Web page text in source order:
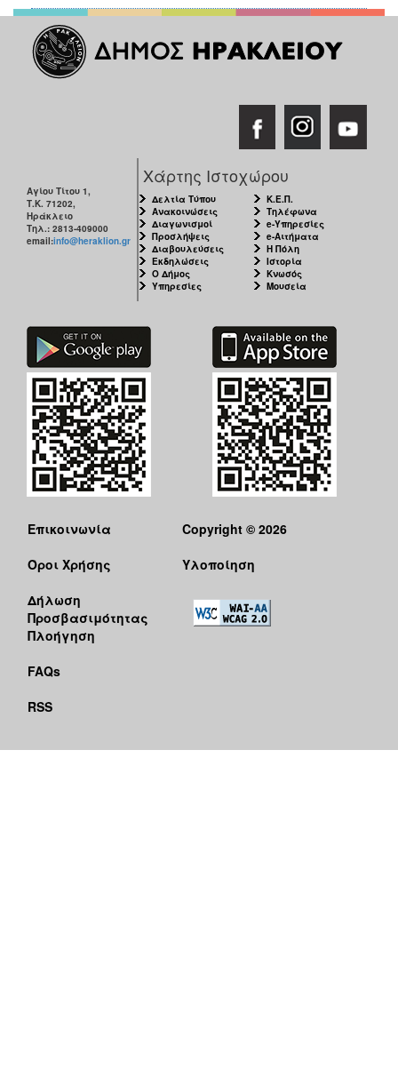
Αγίου Τίτου 1,
Τ.Κ. 71202,
Ηράκλειο
Τηλ.: 2813-409000
email:info@heraklion.gr
Χάρτης Ιστοχώρου
Δελτία Τύπου
Ανακοινώσεις
Διαγωνισμοί
Προσλήψεις
Διαβουλεύσεις
Εκδηλώσεις
Ο Δήμος
Υπηρεσίες
Κ.Ε.Π.
Τηλέφωνα
e-Υπηρεσίες
e-Αιτήματα
Η Πόλη
Ιστορία
Κνωσός
Μουσεία
Επικοινωνία
Όροι Χρήσης
Δήλωση
Προσβασιμότητας
Πλοήγηση
FAQs
RSS
Copyright © 2026
Υλοποίηση